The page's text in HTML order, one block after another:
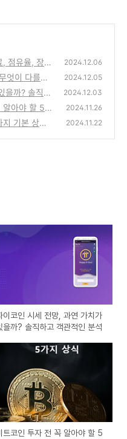
점유율, 장단
2024.12.06
이 다를까? 2024.12.05
을까? 솔직하
2024.12.03
알아야 할 5가
2024.11.26
기본 상식 2024.11.22
이코인 시세 전망, 과연 가치가
을까? 솔직하고 객관적인 분석
트코인 투자 전 꼭 알아야 할 5